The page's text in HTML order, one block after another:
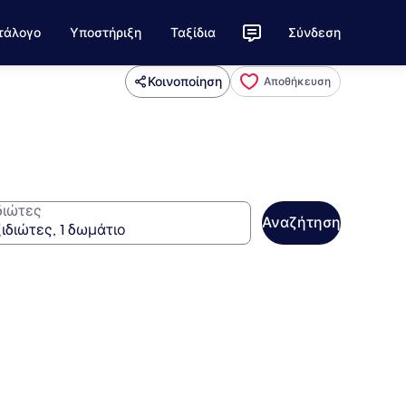
Υποστήριξη Ταξίδια Σύνδεση
Κοινοποίηση Αποθήκευση
Αναζήτηση